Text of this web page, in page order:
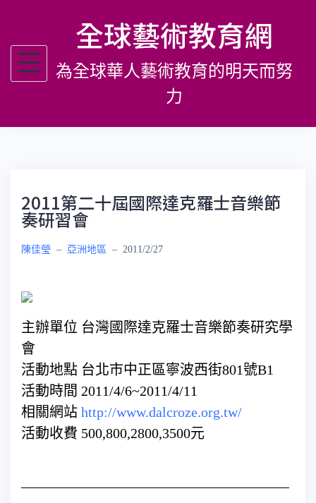
主
全球藝術教育網
為全球華人藝術教育的明天而努
力
2011第二十屆國際達克羅士音樂節
奏研習會
陳佳瑩 – 亞洲地區 – 2011/2/27
主辦單位 台灣國際達克羅士音樂節奏研究學
會
活動地點 台北市中正區寧波西街801號B1
活動時間 2011/4/6~2011/4/11
相關網站 http://www.dalcroze.org.tw/
活動收費 500,800,2800,3500元
———————————————————